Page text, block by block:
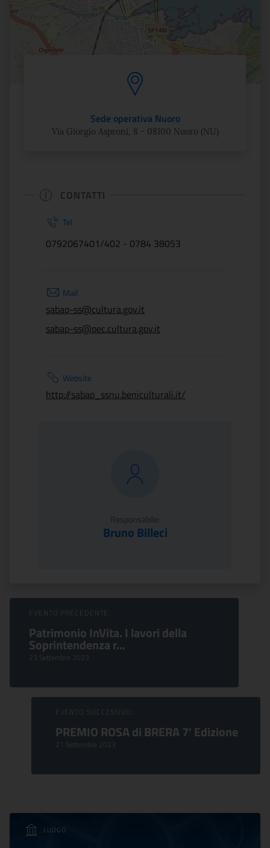
Sede operativa Nuoro
Via Giorgio Asproni, 8 - 08100 Nuoro (NU)
CONTATTI
Tel
0792067401/402 - 0784 38053
Mail
sabap-ss@cultura.gov.it
sabap-ss@pec.cultura.gov.it
Website
http://sabap_ssnu.beniculturali.it/
Responsabile:
Bruno Billeci
Sfoglia Eventi
EVENTO PRECEDENTE:
Patrimonio InVita. I lavori della
Soprintendenza r...
23 Settembre 2023
EVENTO SUCCESSIVO:
PREMIO ROSA di BRERA 7' Edizione
21 Settembre 2023
LUOGO